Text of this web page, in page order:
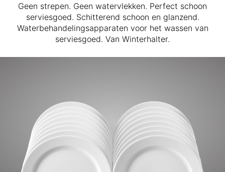
Geen strepen. Geen watervlekken. Perfect schoon
serviesgoed. Schitterend schoon en glanzend.
Waterbehandelingsapparaten voor het wassen van
serviesgoed. Van Winterhalter.